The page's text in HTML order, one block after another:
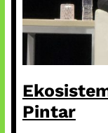
Pintar